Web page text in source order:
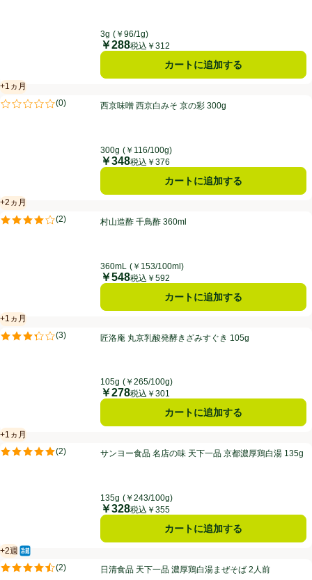
3g (￥96/1g)
価格
￥288税込￥312
カートに追加する
西京味噌 西京白みそ 京の彩 300g
+1ヵ月
賞味・消費期限保証：1ヵ月
(0)
評価は0件のレビューで5点中0.0点。西京味噌 西京白みそ 京の彩 300g
300g (￥116/100g)
価格
￥348税込￥376
カートに追加する
村山造酢 千鳥酢 360ml
+2ヵ月
賞味・消費期限保証：2ヵ月
(2)
評価は2件のレビューで5点中4.0点。
村山造酢 千鳥酢 360ml
360mL (￥153/100ml)
価格
￥548税込￥592
カートに追加する
匠洛庵 丸京乳酸発酵きざみすぐき 105g
+1ヵ月
賞味・消費期限保証：1ヵ月
(3)
評価は3件のレビューで5点中3.3点。匠洛庵 丸京乳酸発酵きざみすぐき 105g
105g (￥265/100g)
価格
￥278税込￥301
カートに追加する
サンヨー食品 名店の味 天下一品 京都濃厚鶏白湯 135g
+1ヵ月
賞味・消費期限保証：1ヵ月
(2)
評価は2件のレビューで5点中5.0点。サンヨー食品 名店の味 天下一品 京都濃厚鶏白湯 135g
135g (￥243/100g)
価格
￥328税込￥355
カートに追加する
日清食品 天下一品 濃厚鶏白湯まぜそば 2人前
+2週
賞味・消費期限保証：2週間
冷蔵食品
(2)
評価は2件のレビューで5点中4.5点。日清食品 天下一品 濃厚鶏白湯まぜそば 2人前